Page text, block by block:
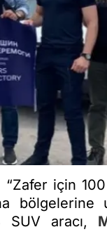
“Zafer için
bölgelerine
aracı,